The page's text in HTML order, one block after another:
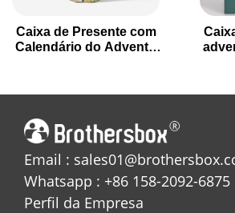
Caixa de Presente com
Calendário do Advento
Regressiva do Natal
Email :
Whatsapp : +86 158-2092-6875
Perfil da Empresa